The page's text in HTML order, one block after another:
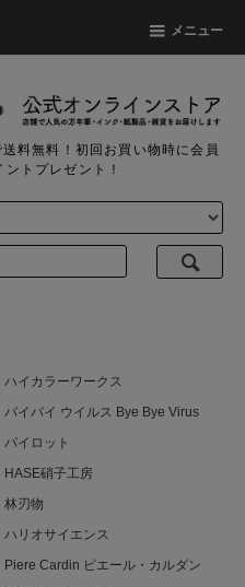
メニュー
料無料！初回お買い物時に会員
トプレゼント！
ハイカラーワークス
バイバイ ウイルス Bye Bye Virus
パイロット
HASE硝子工房
林刃物
ハリオサイエンス
Piere Cardin ピエール・カルダン